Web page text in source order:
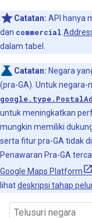
Catatan: API hanya
dan commercial
dalam tabel.
Catatan: Negara
(pra-GA). Untuk
untuk meningkatkan
mungkin memiliki
serta fitur pra-GA tidak
Penawaran Pra-GA
Google Maps Platform
lihatdeskripsi tahap